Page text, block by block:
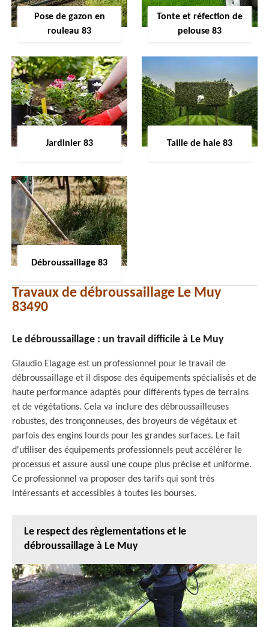
Pose de gazon en
rouleau 83
Tonte et réfection de
pelouse 83
Jardinier 83 Taille de haie 83
Débroussaillage 83
Travaux de débroussaillage Le Muy
83490
Le débroussaillage : un travail difficile à Le Muy
Glaudio Elagage est un professionnel pour le travail de
débroussaillage et il dispose des équipements spécialisés et de
haute performance adaptés pour différents types de terrains
et de végétations. Cela va inclure des débroussailleuses
robustes, des tronçonneuses, des broyeurs de végétaux et
parfois des engins lourds pour les grandes surfaces. Le fait
d'utiliser des équipements professionnels peut accélérer le
processus et assure aussi une coupe plus précise et uniforme.
Ce professionnel va proposer des tarifs qui sont très
intéressants et accessibles à toutes les bourses.
Le respect des règlementations et le
débroussaillage à Le Muy